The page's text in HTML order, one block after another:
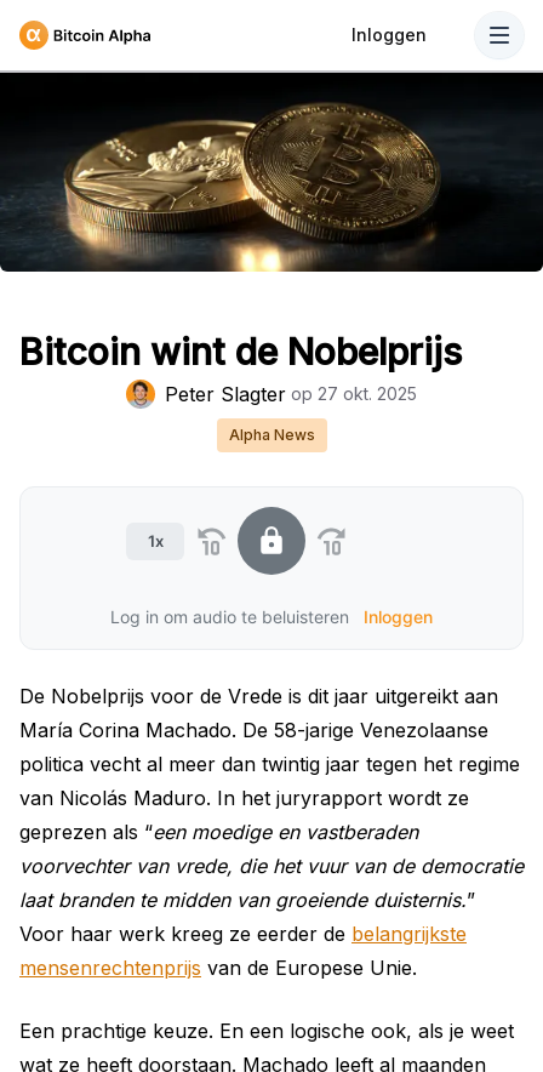
Inloggen
Bitcoin wint de Nobelprijs
Peter Slagter op 27 okt. 2025
Alpha News
1x
Log in om audio te beluisteren Inloggen
De Nobelprijs voor de Vrede is dit jaar uitgereikt aan
María Corina Machado. De 58-jarige Venezolaanse
politica vecht al meer dan twintig jaar tegen het regime
van Nicolás Maduro. In het juryrapport wordt ze
geprezen als “een moedige en vastberaden
voorvechter van vrede, die het vuur van de democratie
laat branden te midden van groeiende duisternis.”
Voor haar werk kreeg ze eerder de belangrijkste
mensenrechtenprijs van de Europese Unie.
Een prachtige keuze. En een logische ook, als je weet
wat ze heeft doorstaan. Machado leeft al maanden